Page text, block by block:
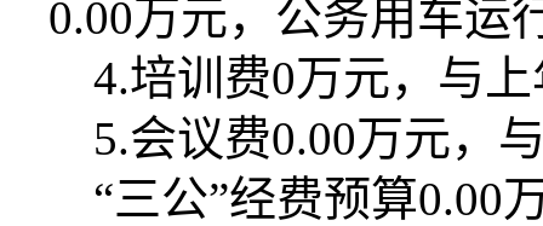
0.00万元，公务用车运
4.培训费0万元，与
5.会议费0.00万元，
“三公”经费预算0.00